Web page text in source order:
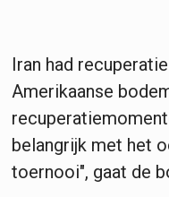
Iran had
Amerikaanse
belangrijk met het
toernooi", gaat de